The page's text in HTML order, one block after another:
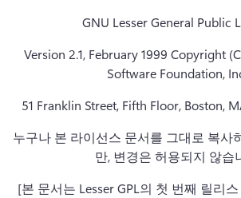
GNU Lesser General Public
Version 2.1, February 1999 Copyright
Software Foundation,
51 Franklin Street, Fifth Floor, Boston,
누구나 본 라이선스 문서를 그대로 복사
만, 변경은 허용되지 않습
[본 문서는 Lesser GPL의 첫 번째 릴리